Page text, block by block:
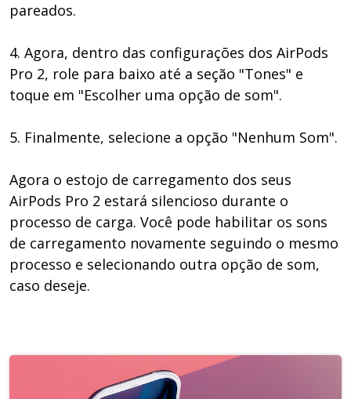
pareados.
4. Agora, dentro das configurações dos AirPods
Pro 2, role para baixo até a seção "Tones" e
toque em "Escolher uma opção de som".
5. Finalmente, selecione a opção "Nenhum Som".
Agora o estojo de carregamento dos seus
AirPods Pro 2 estará silencioso durante o
processo de carga. Você pode habilitar os sons
de carregamento novamente seguindo o mesmo
processo e selecionando outra opção de som,
caso deseje.